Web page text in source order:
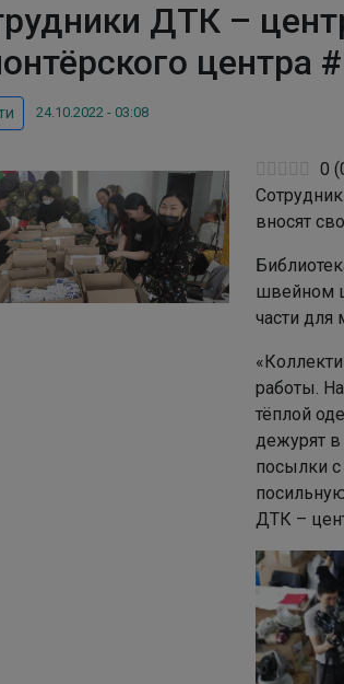
ДТК –
24.10.2022 - 03:08
0 (
вносят
швейном
части для
работы.
тёплой
дежурят в
посылки
ДТК –